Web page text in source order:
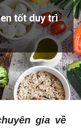
tốt duy trì
gia về